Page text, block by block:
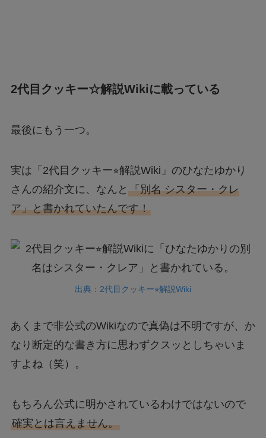
2代目クッキー☆解説Wikiに載っている
最後にもう一つ。
実は「2代目クッキー⭐︎解説Wiki」のひなたゆかり
さんの紹介文に、なんと 「別名 シスター・クレ
ア」と書かれていたんです！
出典：2代目クッキー⭐︎解説Wiki
あくまで非公式のWikiなので真偽は不明ですが、か
なり断定的な書き方に思わずクスッとしちゃいま
すよね（笑）。
もちろん公式に明かされているわけではないので
確実とは言えません。